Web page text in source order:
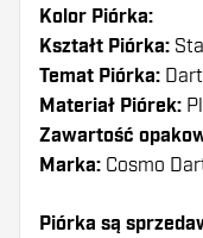
Kolor Piórka:
Kształt Piórka:
Temat Piórka:
Materiał Piórek:
Zawartość
Marka: Cosmo
Piórka są